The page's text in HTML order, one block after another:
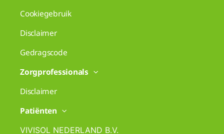
Cookiegebruik
Disclaimer
Gedragscode
Zorgprofessionals
Disclaimer
Patiënten
VIVISOL NEDERLAND B.V.